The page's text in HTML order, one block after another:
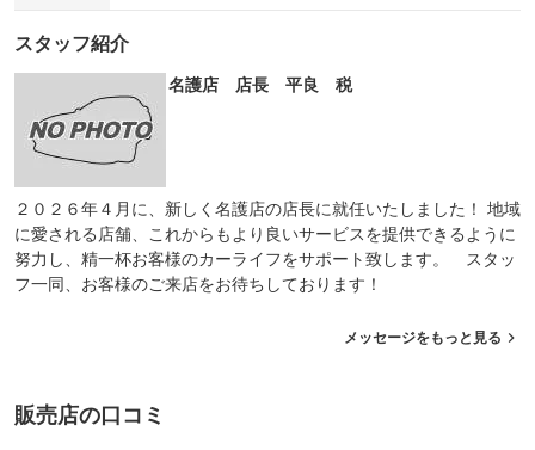
スタッフ紹介
名護店 店長 平良 税
２０２６年４月に、新しく名護店の店長に就任いたしました！ 地域
に愛される店舗、これからもより良いサービスを提供できるように
努力し、精一杯お客様のカーライフをサポート致します。 スタッ
フ一同、お客様のご来店をお待ちしております！
メッセージをもっと見る
販売店の口コミ